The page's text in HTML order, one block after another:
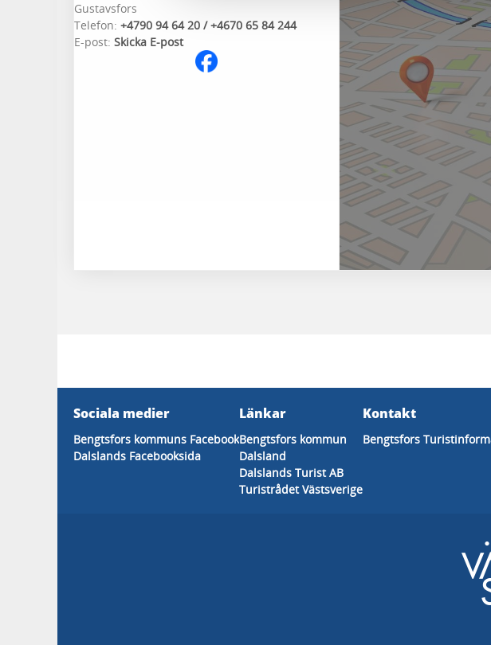
Gustavsfors
Telefon: +4790 94 64 20 / +4670 65 84 244
E-post: Skicka E-post
Sociala medier
Bengtsfors kommuns Facebook
Dalslands Facebooksida
Länkar
Bengtsfors kommun
Dalsland
Dalslands Turist AB
Turistrådet Västsverige
Kontakt
Bengtsfors